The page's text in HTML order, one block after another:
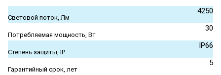
Световой поток, Лм
4250
Потребляемая мощность, Вт
30
Степень защиты, IP
IP66
Гарантийный срок, лет
5